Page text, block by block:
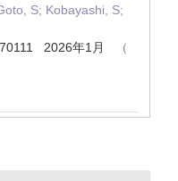
S; Kobayashi, S;
2026年1月
（